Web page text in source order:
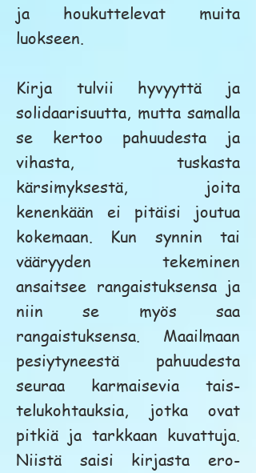
ja houkuttelevat muita
luokseen.
Kirja tulvii hyvyyttä ja
solidaarisuutta, mutta samalla
se kertoo pahuudesta ja
vihasta, tuskasta
kärsimyksestä, joita
kenenkään ei pitäisi joutua
kokemaan. Kun synnin tai
vääryyden tekeminen
ansaitsee rangaistuksensa ja
niin se myös saa
rangaistuksensa. Maailmaan
pesiytyneestä pahuudesta
seuraa karmaisevia tais-
telukohtauksia, jotka ovat
pitkiä ja tarkkaan kuvattuja.
Niistä saisi kirjasta ero-